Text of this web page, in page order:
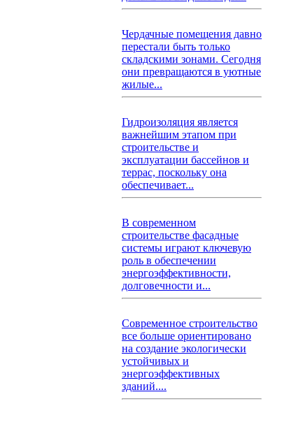
Чердачные помещения давно
перестали быть только
складскими зонами. Сегодня
они превращаются в уютные
жилые...
Гидроизоляция является
важнейшим этапом при
строительстве и
эксплуатации бассейнов и
террас, поскольку она
обеспечивает...
В современном
строительстве фасадные
системы играют ключевую
роль в обеспечении
энергоэффективности,
долговечности и...
Современное строительство
все больше ориентировано
на создание экологически
устойчивых и
энергоэффективных
зданий....